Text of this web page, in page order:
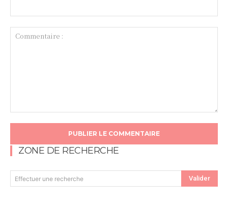
ZONE DE RECHERCHE
Effectuer une recherche Valider